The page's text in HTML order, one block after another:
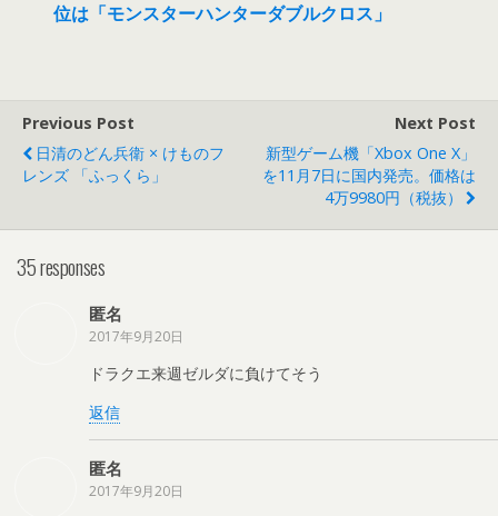
位は「モンスターハンターダブルクロス」
Previous Post
日清のどん兵衛 × けものフ
レンズ 「ふっくら」
Next Post
新型ゲーム機「Xbox One X」
を11月7日に国内発売。価格は
4万9980円（税抜）
35 responses
匿名
2017年9月20日
ドラクエ来週ゼルダに負けてそう
返信
匿名
2017年9月20日